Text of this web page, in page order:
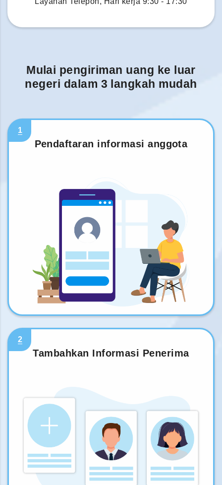
Mulai pengiriman uang ke luar
negeri dalam 3 langkah mudah
1
Pendaftaran informasi anggota
2
Tambahkan Informasi Penerima